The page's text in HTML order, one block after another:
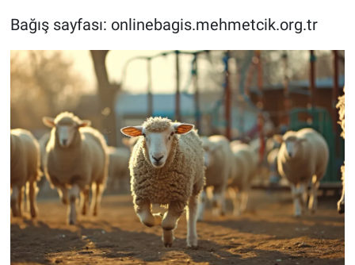
Bağış sayfası: onlinebagis.mehmetcik.org.tr